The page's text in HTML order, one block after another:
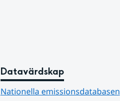
Datavärdskap
Nationella emissionsdatabasen